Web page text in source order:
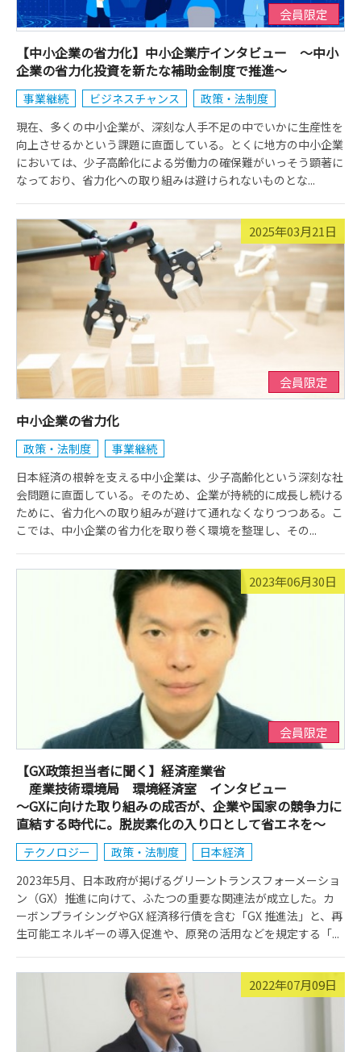
会員限定
【中小企業の省力化】中小企業庁インタビュー ～中小
企業の省力化投資を新たな補助金制度で推進～
事業継続 ビジネスチャンス
政策・法制度
現在、多くの中小企業が、深刻な人手不足の中でいかに生産性を
向上させるかという課題に直面している。とくに地方の中小企業
においては、少子高齢化による労働力の確保難がいっそう顕著に
なっており、省力化への取り組みは避けられないものとな...
2025年03月21日
会員限定
中小企業の省力化
政策・法制度
事業継続
日本経済の根幹を支える中小企業は、少子高齢化という深刻な社
会問題に直面している。そのため、企業が持続的に成長し続ける
ために、省力化への取り組みが避けて通れなくなりつつある。こ
こでは、中小企業の省力化を取り巻く環境を整理し、その...
2023年06月30日
会員限定
【GX政策担当者に聞く】経済産業省
産業技術環境局 環境経済室 インタビュー
～GXに向けた取り組みの成否が、企業や国家の競争力に
直結する時代に。脱炭素化の入り口として省エネを～
テクノロジー 政策・法制度
日本経済
2023年5月、日本政府が掲げるグリーントランスフォーメーショ
ン（GX）推進に向けて、ふたつの重要な関連法が成立した。カ
ーボンプライシングやGX 経済移行債を含む「GX 推進法」と、再
生可能エネルギーの導入促進や、原発の活用などを規定する「...
2022年07月09日